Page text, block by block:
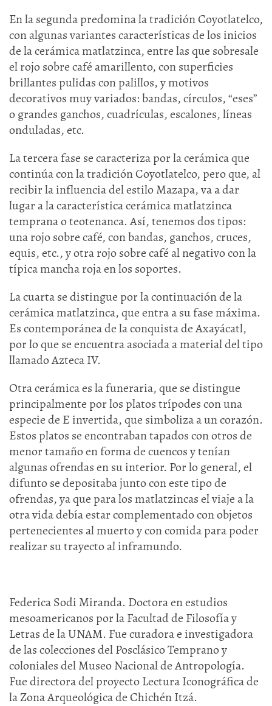
En la segunda predomina la tradición Coyotlatelco,
con algunas variantes características de los inicios
de la cerámica matlatzinca, entre las que sobresale
el rojo sobre café amarillento, con superficies
brillantes pulidas con palillos, y motivos
decorativos muy variados: bandas, círculos, “eses”
o grandes ganchos, cuadrículas, escalones, líneas
onduladas, etc.
La tercera fase se caracteriza por la cerámica que
continúa con la tradición Coyotlatelco, pero que, al
recibir la influencia del estilo Mazapa, va a dar
lugar a la característica cerámica matlatzinca
temprana o teotenanca. Así, tenemos dos tipos:
una rojo sobre café, con bandas, ganchos, cruces,
equis, etc., y otra rojo sobre café al negativo con la
típica mancha roja en los soportes.
La cuarta se distingue por la continuación de la
cerámica matlatzinca, que entra a su fase máxima.
Es contemporánea de la conquista de Axayácatl,
por lo que se encuentra asociada a material del tipo
llamado Azteca IV.
Otra cerámica es la funeraria, que se distingue
principalmente por los platos trípodes con una
especie de E invertida, que simboliza a un corazón.
Estos platos se encontraban tapados con otros de
menor tamaño en forma de cuencos y tenían
algunas ofrendas en su interior. Por lo general, el
difunto se depositaba junto con este tipo de
ofrendas, ya que para los matlatzincas el viaje a la
otra vida debía estar complementado con objetos
pertenecientes al muerto y con comida para poder
realizar su trayecto al inframundo.
Federica Sodi Miranda. Doctora en estudios
mesoamericanos por la Facultad de Filosofía y
Letras de la UNAM. Fue curadora e investigadora
de las colecciones del Posclásico Temprano y
coloniales del Museo Nacional de Antropología.
Fue directora del proyecto Lectura Iconográfica de
la Zona Arqueológica de Chichén Itzá.